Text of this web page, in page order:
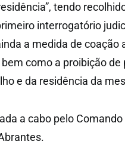
tendo
interrogatório
a medida de
como a proibição
e da residência da
a cabo pelo